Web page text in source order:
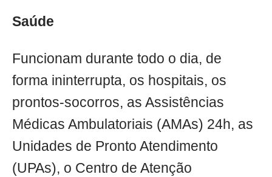
Saúde
Funcionam durante todo o dia, de
forma ininterrupta, os hospitais, os
prontos-socorros, as Assistências
Médicas Ambulatoriais (AMAs) 24h, as
Unidades de Pronto Atendimento
(UPAs), o Centro de Atenção